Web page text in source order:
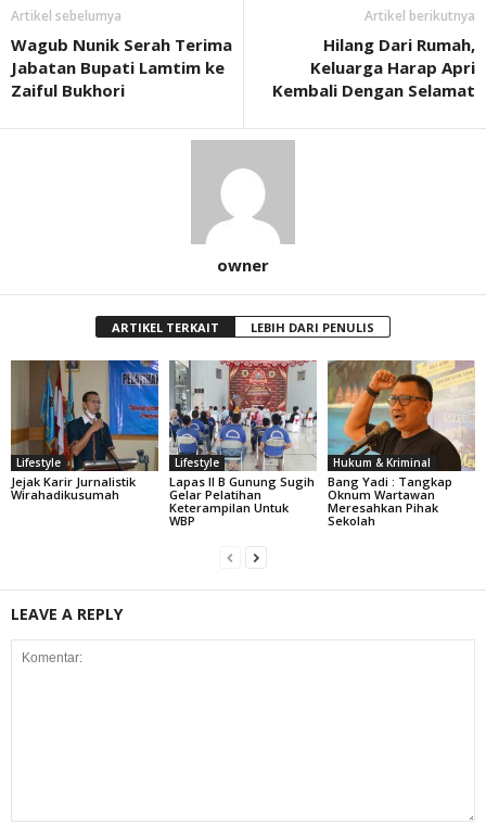
Artikel sebelumya
Wagub Nunik Serah Terima
Jabatan Bupati Lamtim ke
Zaiful Bukhori
Artikel berikutnya
Hilang Dari Rumah,
Keluarga Harap Apri
Kembali Dengan Selamat
owner
ARTIKEL TERKAIT LEBIH DARI PENULIS
Lifestyle
Jejak Karir Jurnalistik
Wirahadikusumah
Lifestyle
Lapas II B Gunung Sugih
Gelar Pelatihan
Keterampilan Untuk
WBP
Hukum & Kriminal
Bang Yadi : Tangkap
Oknum Wartawan
Meresahkan Pihak
Sekolah
LEAVE A REPLY